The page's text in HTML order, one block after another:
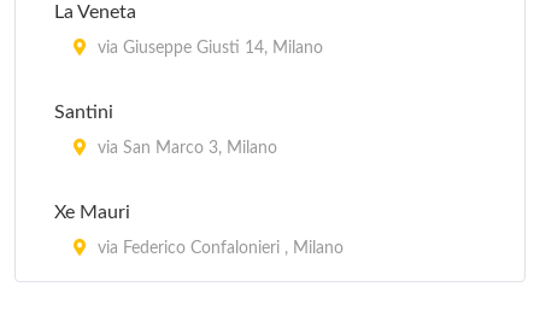
Da Bimbi
Da Costantino
La Veneta
via Giuseppe Giusti 14, Milano
Santini
via San Marco 3, Milano
Xe Mauri
via Federico Confalonieri , Milano